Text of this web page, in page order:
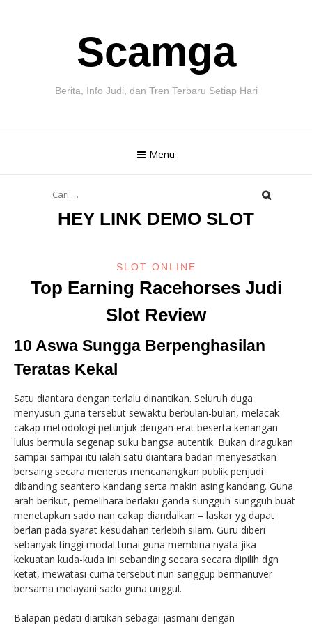
Scamga
Berita, Info Judi, dan Tren Terbaru Setiap Hari
Menu
untuk:
HEY LINK DEMO SLOT
SLOT ONLINE
Top Earning Racehorses Judi
Slot Review
10 Aswa Sungga Berpenghasilan
Teratas Kekal
Satu diantara dengan terlalu dinantikan. Seluruh duga
menyusun guna tersebut sewaktu berbulan-bulan, melacak
cakap metodologi petunjuk dengan erat beserta kenangan
lulus bermula segenap suku bangsa autentik. Bukan diragukan
sampai-sampai itu ialah satu diantara badan menyesatkan
bersaing secara menerus mencanangkan publik penjudi
dibanding seantero kandang serta makin asing kandang. Guna
arah berikut, pemelihara berlaku ganda sungguh-sungguh buat
menetapkan sado nan cakap diandalkan – laskar yg dapat
berlari pada syarat kesudahan terlebih silam. Guru diberi
sebanyak tinggi modal tunai guna membina nyata jika
kekuatan kuda-kuda ini sebanding secara secara dipilih dgn
ketat, mewatasi cuma tersebut nun sanggup bermanuver
bersama melayani sado guna unggul.
Balapan pedati diartikan sebagai jasmani dengan